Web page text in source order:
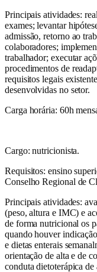
Principais atividades:
exames; levantar
admissão, retorno ao
colaboradores;
trabalhador; executar
procedimentos de
requisitos legais
desenvolvidas no setor.
Carga horária: 60h
Cargo: nutricionista.
Requisitos: ensino
Conselho Regional de
Principais atividades:
(peso, altura e IMC) e
de forma nutricional os
quando houver
e dietas enterais
orientação de alta e de
conduta dietoterápica de